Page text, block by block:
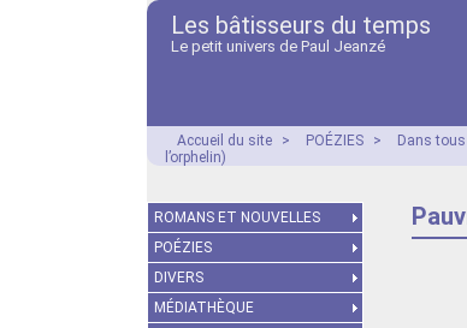
Les bâtisseurs du temps
Le petit univers de Paul Jeanzé
Accueil du site > POÉZIES > Dans
l’orphelin)
ROMANS ET NOUVELLES
POÉZIES
DIVERS
MÉDIATHÈQUE